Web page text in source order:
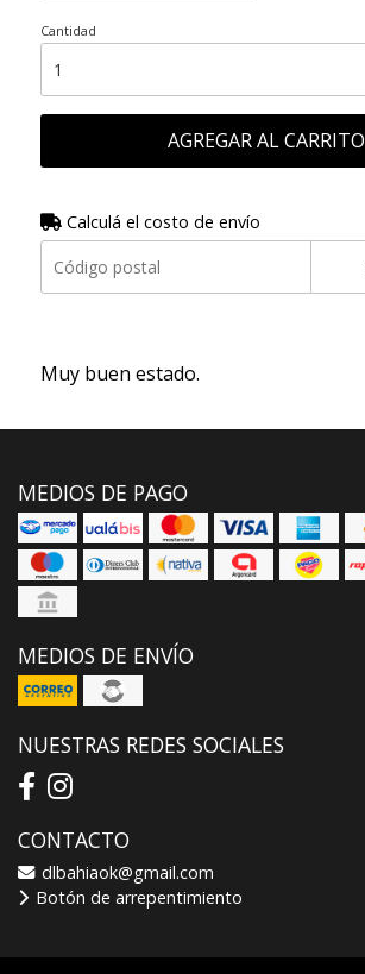
Cantidad
AGREGAR AL CARRITO
Calculá el costo de envío
Muy buen estado.
MEDIOS DE PAGO
MEDIOS DE ENVÍO
NUESTRAS REDES SOCIALES
CONTACTO
dlbahiaok@gmail.com
Botón de arrepentimiento